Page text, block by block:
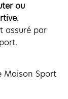
ou
.
assuré par
Maison Sport